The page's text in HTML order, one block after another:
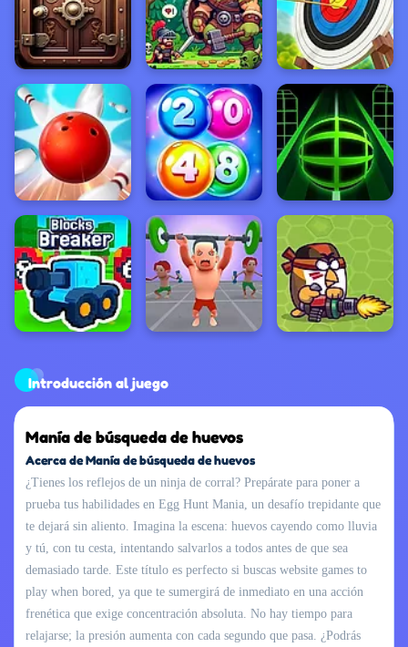
Introducción al juego
Manía de búsqueda de huevos
Acerca de Manía de búsqueda de huevos
¿Tienes los reflejos de un ninja de corral? Prepárate para poner a
prueba tus habilidades en Egg Hunt Mania, un desafío trepidante que
te dejará sin aliento. Imagina la escena: huevos cayendo como lluvia
y tú, con tu cesta, intentando salvarlos a todos antes de que sea
demasiado tarde. Este título es perfecto si buscas website games to
play when bored, ya que te sumergirá de inmediato en una acción
frenética que exige concentración absoluta. No hay tiempo para
relajarse; la presión aumenta con cada segundo que pasa. ¿Podrás